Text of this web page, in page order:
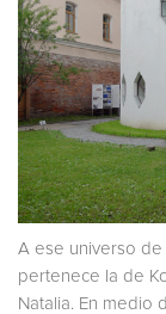
A ese universo de
pertenece la de
Natalia. En medio